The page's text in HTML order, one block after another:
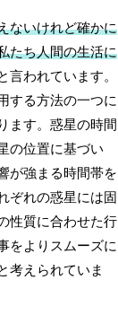
ないけれど確かに
たち人間の生活に
言われています。
する方法の一つに
ます。惑星の時間
の位置に基づい
が強まる時間帯を
ぞれの惑星には固
性質に合わせた行
をよりスムーズに
考えられていま